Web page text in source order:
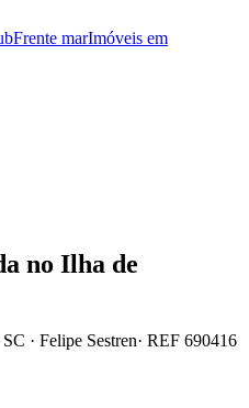
Frente marImóveis em
no Ilha de
· Felipe Sestren· REF 690416